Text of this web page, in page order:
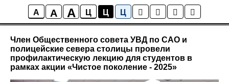
A A A Ц Ц Ц
Новости района Коптево
Член Общественного совета УВД по САО и
полицейские севера столицы провели
профилактическую лекцию для студентов в
рамках акции «Чистое поколение - 2025»